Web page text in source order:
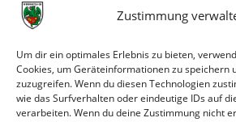
Zustimmung
Um dir ein optimales Erlebnis zu bieten,
Cookies, um Geräteinformationen zu speichern
zuzugreifen. Wenn du diesen Technologien
wie das Surfverhalten oder eindeutige IDs auf
verarbeiten. Wenn du deine Zustimmung nicht
28. Juli 2026
28. Juli 2026
Neue Podcast-Folge: So tickt Björn!
27. Juli 2026